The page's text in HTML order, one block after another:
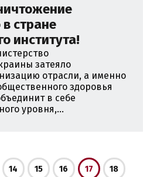
стране
института!
затеяло
отрасли, а именно
здоровья
в себе
уровня,...
14 15 16 17 18